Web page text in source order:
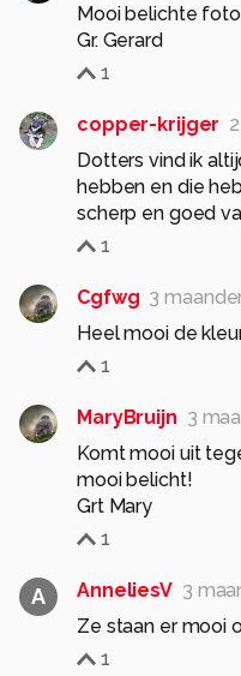
Mooi belichte
Gr. Gerard
1
copper-krijger
Dotters vind ik
hebben en die
scherp en goed
1
Cgfwg 3
Heel mooi de
1
MaryBruijn 3
Komt mooi uit
mooi belicht!
Grt Mary
1
A AnneliesV 3
Ze staan er mooi
1